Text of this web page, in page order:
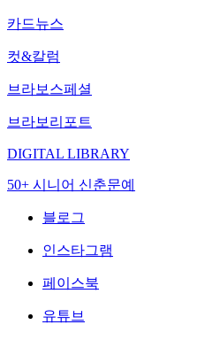
카드뉴스
컷&칼럼
브라보스페셜
브라보리포트
DIGITAL LIBRARY
50+ 시니어 신춘문예
블로그
인스타그램
페이스북
유튜브